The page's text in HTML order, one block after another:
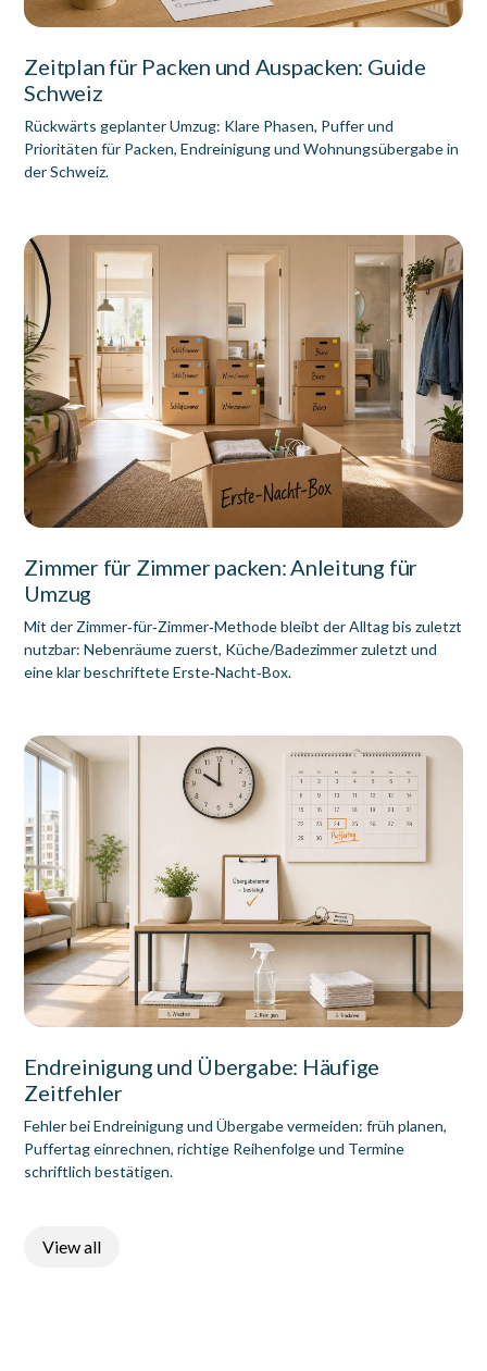
Zeitplan für Packen und Auspacken: Guide
Schweiz
Rückwärts geplanter Umzug: Klare Phasen, Puffer und
Prioritäten für Packen, Endreinigung und Wohnungsübergabe in
der Schweiz.
Zimmer für Zimmer packen: Anleitung für
Umzug
Mit der Zimmer‑für‑Zimmer‑Methode bleibt der Alltag bis zuletzt
nutzbar: Nebenräume zuerst, Küche/Badezimmer zuletzt und
eine klar beschriftete Erste‑Nacht‑Box.
Endreinigung und Übergabe: Häufige
Zeitfehler
Fehler bei Endreinigung und Übergabe vermeiden: früh planen,
Puffertag einrechnen, richtige Reihenfolge und Termine
schriftlich bestätigen.
View all